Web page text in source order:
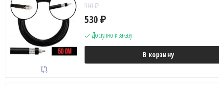
960₽
530 ₽
Доступно к заказу
В корзину